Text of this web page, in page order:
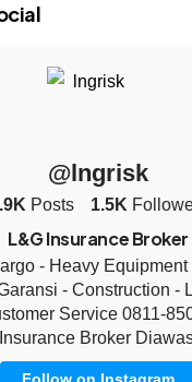
@lngrisk
Posts 1.5K
L&G Insurance Broker
- Heavy Equipment
- Construction -
Service 0811-
Broker